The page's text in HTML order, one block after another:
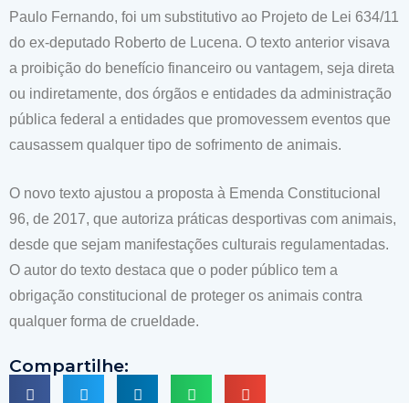
Paulo Fernando, foi um substitutivo ao Projeto de Lei 634/11
do ex-deputado Roberto de Lucena. O texto anterior visava
a proibição do benefício financeiro ou vantagem, seja direta
ou indiretamente, dos órgãos e entidades da administração
pública federal a entidades que promovessem eventos que
causassem qualquer tipo de sofrimento de animais.
O novo texto ajustou a proposta à Emenda Constitucional
96, de 2017, que autoriza práticas desportivas com animais,
desde que sejam manifestações culturais regulamentadas.
O autor do texto destaca que o poder público tem a
obrigação constitucional de proteger os animais contra
qualquer forma de crueldade.
Compartilhe: